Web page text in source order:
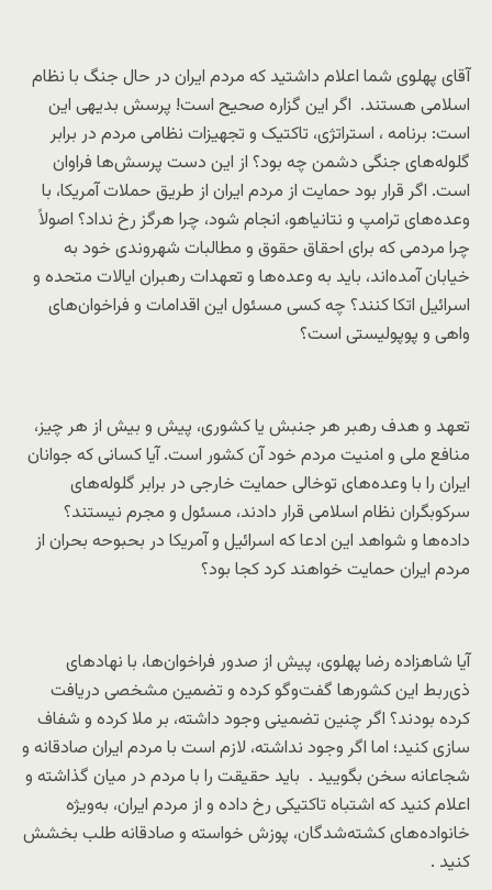
آقای پهلوی شما اعلام داشتید که مردم ایران در حال جنگ با نظام
اسلامی هستند. اگر این گزاره صحیح است! پرسش بدیهی این
است: برنامه ، استراتژی، تاکتیک و تجهیزات نظامی مردم در برابر
گلوله‌های جنگی دشمن چه بود؟ از این دست پرسش‌ها فراوان
است. اگر قرار بود حمایت از مردم ایران از طریق حملات آمریکا، با
وعده‌های ترامپ و نتانیاهو، انجام شود، چرا هرگز رخ نداد؟ اصولاً
چرا مردمی که برای احقاق حقوق و مطالبات شهروندی خود به
خیابان آمده‌اند، باید به وعده‌ها و تعهدات رهبران ایالات متحده و
اسرائیل اتکا کنند؟ چه کسی مسئول این اقدامات و فراخوان‌های
واهی و پوپولیستی است؟
تعهد و هدف رهبر هر جنبش یا کشوری، پیش و بیش از هر چیز،
منافع ملی و امنیت مردم خود آن کشور است. آیا کسانی که جوانان
ایران را با وعده‌های توخالی حمایت خارجی در برابر گلوله‌های
سرکوبگران نظام اسلامی قرار دادند، مسئول و مجرم نیستند؟
داده‌ها و شواهد این ادعا که اسرائیل و آمریکا در بحبوحه بحران از
مردم ایران حمایت خواهند کرد کجا بود؟
آیا شاهزاده رضا پهلوی، پیش از صدور فراخوان‌ها، با نهادهای
ذی‌ربط این کشورها گفت‌وگو کرده و تضمین مشخصی دریافت
کرده بودند؟ اگر چنین تضمینی وجود داشته، بر ملا کرده و شفاف
سازی کنید؛ اما اگر وجود نداشته، لازم است با مردم ایران صادقانه و
شجاعانه سخن بگویید . باید حقیقت را با مردم در میان گذاشته و
اعلام کنید که اشتباه تاکتیکی رخ داده و از مردم ایران، به‌ویژه
خانواده‌های کشته‌شدگان، پوزش خواسته و صادقانه طلب بخشش
کنید .